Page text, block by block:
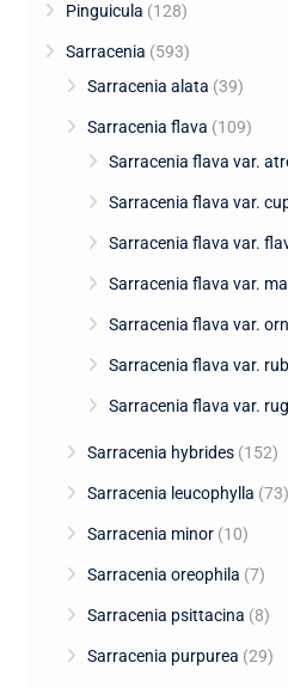
Pinguicula (128)
Sarracenia (593)
Sarracenia alata (39)
Sarracenia flava (109)
Sarracenia flava var.
Sarracenia flava var.
Sarracenia flava var.
Sarracenia flava var.
Sarracenia flava var.
Sarracenia flava var.
Sarracenia flava var.
Sarracenia hybrides (152)
Sarracenia leucophylla (73)
Sarracenia minor (10)
Sarracenia oreophila (7)
Sarracenia psittacina (8)
Sarracenia purpurea (29)